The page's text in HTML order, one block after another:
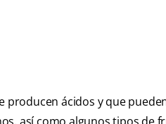
producen ácidos y que